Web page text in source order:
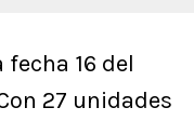
fecha 16 del
27 unidades